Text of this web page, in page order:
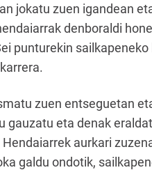
jokatu zuen igandean
denboraldi
punturekin
zuen entseguetan
eta denak
aurkari
galdu ondotik,